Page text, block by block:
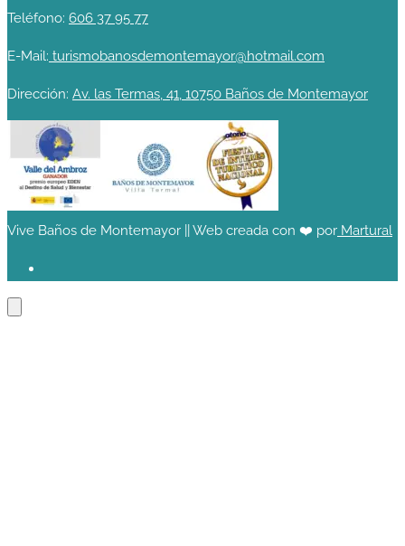
Teléfono: 606 37 95 77
E-Mail: turismobanosdemontemayor@hotmail.com
Dirección: Av. las Termas, 41, 10750 Baños de Montemayor
Vive Baños de Montemayor || Web creada con ❤️ por Martural